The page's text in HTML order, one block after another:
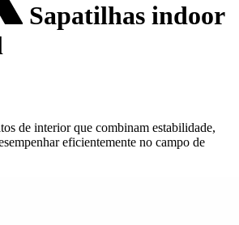
Sapatilhas indoor
de interior que combinam estabilidade,
eficientemente no campo de